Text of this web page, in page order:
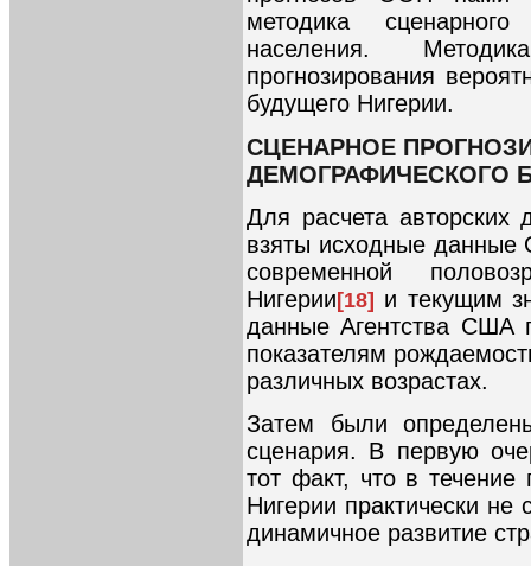
методика сценарного
населения.
прогнозирования
будущего Нигерии.
СЦЕНАРНОЕ
ДЕМОГРАФИЧЕСКОГО
Для расчета авторских
взяты исходные
современной
Нигерии[18] и текущим
данные Агентства США
показателям
различных возрастах.
Затем были
сценария. В первую
тот факт, что в
Нигерии практически
динамичное развитие